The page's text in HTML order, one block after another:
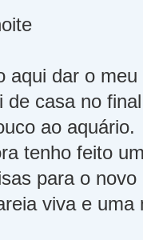
aqui dar o
de casa no
ao aquário.
tenho feito
para o
viva e